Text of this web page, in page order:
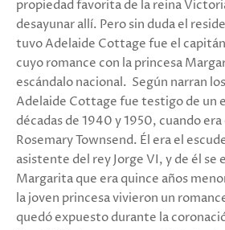
propiedad favorita de la reina
desayunar allí. Pero sin duda el
tuvo Adelaide Cottage fue el
cuyo romance con la princesa
escándalo nacional. Según narran
Adelaide Cottage fue testigo de un
décadas de 1940 y 1950, cuando
Rosemary Townsend. Él era el
asistente del rey Jorge VI, y de él se
Margarita que era quince años
la joven princesa vivieron un
quedó expuesto durante la